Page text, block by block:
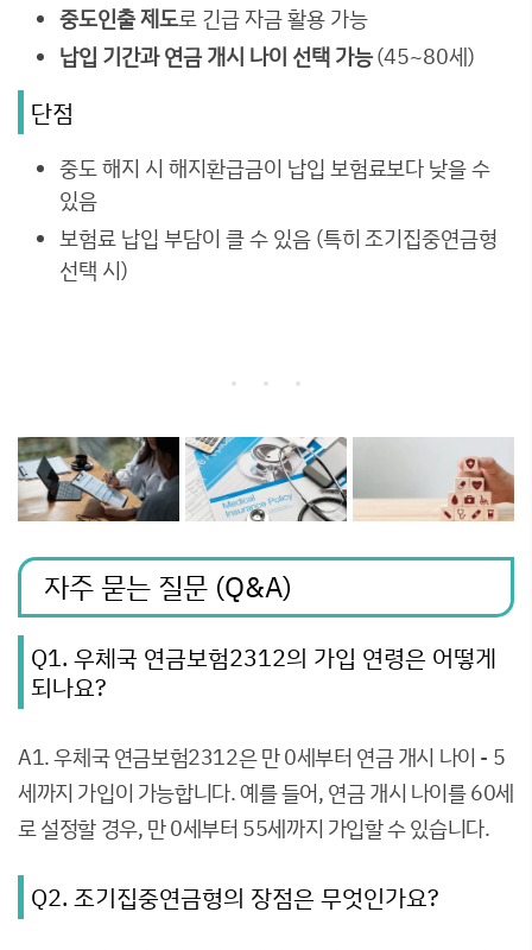
중도인출 제도로 긴급 자금 활용 가능
납입 기간과 연금 개시 나이 선택 가능(45~80세)
단점
중도 해지 시 해지환급금이 납입 보험료보다 낮을 수
있음
보험료 납입 부담이 클 수 있음 (특히 조기집중연금형
선택 시)
자주 묻는 질문 (Q&A)
Q1. 우체국 연금보험2312의 가입 연령은 어떻게
되나요?
A1. 우체국 연금보험2312은 만 0세부터 연금 개시 나이 - 5
세까지 가입이 가능합니다. 예를 들어, 연금 개시 나이를 60세
로 설정할 경우, 만 0세부터 55세까지 가입할 수 있습니다.
Q2. 조기집중연금형의 장점은 무엇인가요?